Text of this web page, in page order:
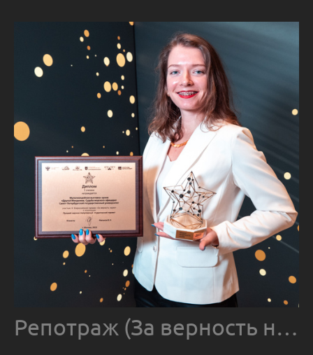
Репотраж (За верность науке)